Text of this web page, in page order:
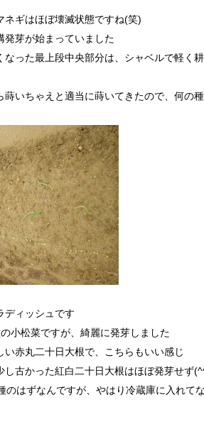
ネギはほぼ壊滅状態ですね(笑)
発芽が始まっていました
なった最上段中央部分は、シャベルで軽く
蒔いちゃえと適当に蒔いてきたので、何の
ディッシュです
小松菜ですが、綺麗に発芽しました
い赤丸二十日大根で、こちらもいい感じ
し古かった紅白二十日大根はほぼ発芽せず
のはずなんですが、やはり冷蔵庫に入れて